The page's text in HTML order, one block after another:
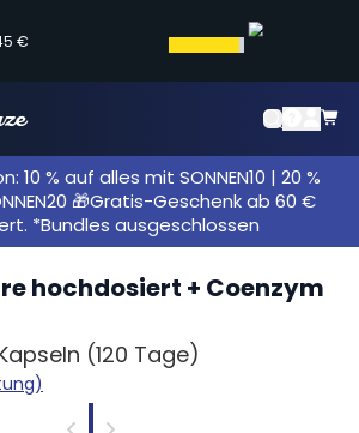
€
10 % auf alles mit SONNEN10 | 20 %
🎁Gratis-Geschenk ab 60 €
*Bundles ausgeschlossen
hochdosiert + Coenzym
(120 Tage)